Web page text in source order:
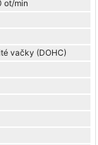
ot/min
vačky (DOHC)